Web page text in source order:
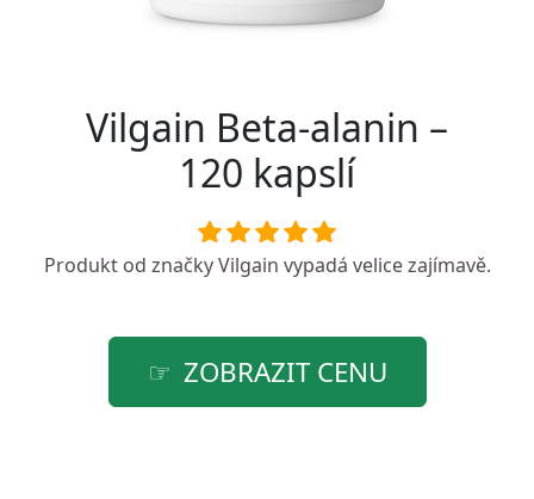
Vilgain Beta-alanin –
120 kapslí
Produkt od značkyVilgain vypadá velice zajímavě.
ZOBRAZIT CENU